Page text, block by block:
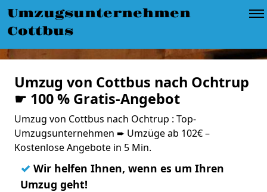
Umzugsunternehmen
Cottbus
Umzug von Cottbus nach Ochtrup
☛ 100 % Gratis-Angebot
Umzug von Cottbus nach Ochtrup : Top-
Umzugsunternehmen ➨ Umzüge ab 102€ –
Kostenlose Angebote in 5 Min.
✓ Wir helfen Ihnen, wenn es um Ihren
Umzug geht!